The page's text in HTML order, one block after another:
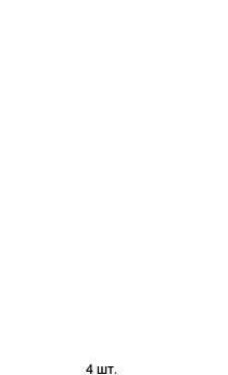
4 шт.